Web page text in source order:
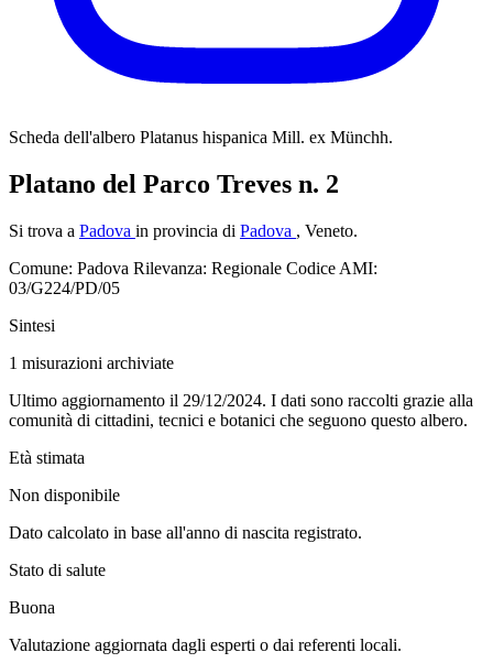
Scheda dell'albero Platanus hispanica Mill. ex Münchh.
Platano del Parco Treves n. 2
Si trova a Padova in provincia di Padova , Veneto.
Comune: Padova Rilevanza: Regionale Codice AMI:
03/G224/PD/05
Sintesi
1 misurazioni archiviate
Ultimo aggiornamento il 29/12/2024. I dati sono raccolti grazie alla
comunità di cittadini, tecnici e botanici che seguono questo albero.
Età stimata
Non disponibile
Dato calcolato in base all'anno di nascita registrato.
Stato di salute
Buona
Valutazione aggiornata dagli esperti o dai referenti locali.